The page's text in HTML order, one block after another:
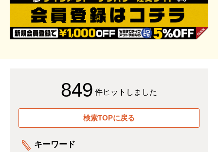
849 件ヒットしました
検索TOPに戻る
キーワード